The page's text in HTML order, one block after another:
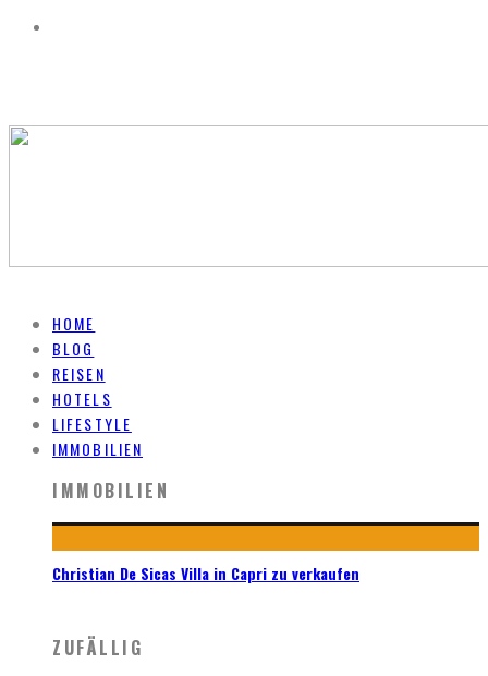
HOME
BLOG
REISEN
HOTELS
LIFESTYLE
IMMOBILIEN
IMMOBILIEN
Christian De Sicas Villa in Capri zu verkaufen
ZUFÄLLIG